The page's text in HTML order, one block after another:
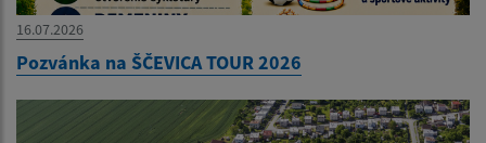
16.07.2026
Pozvánka na ŠČEVICA TOUR 2026